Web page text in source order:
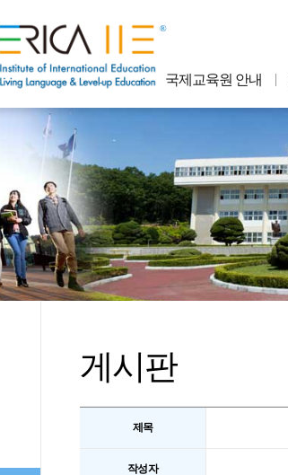
국제교육원 안내
®
게시판
제목
작성자